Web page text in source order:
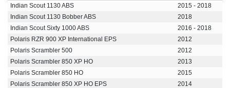
Indian Scout 1130 ABS
2015 - 2018
Indian Scout 1130 Bobber ABS
2018
Indian Scout Sixty 1000 ABS
2016 - 2018
Polaris RZR 900 XP International EPS
2012
Polaris Scrambler 500
2012
Polaris Scrambler 850 XP HO
2013
Polaris Scrambler 850 HO
2015
Polaris Scrambler 850 XP HO EPS
2014